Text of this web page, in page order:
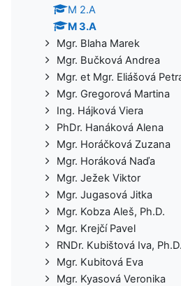
M 2.A
M 3.A
Mgr. Blaha Marek
Mgr. Bučková Andrea
Mgr. et Mgr. Eliášová
Mgr. Gregorová Martina
Ing. Hájková Viera
PhDr. Hanáková Alena
Mgr. Horáčková Zuzana
Mgr. Horáková Naďa
Mgr. Ježek Viktor
Mgr. Jugasová Jitka
Mgr. Kobza Aleš, Ph.D.
Mgr. Krejčí Pavel
RNDr. Kubištová Iva, Ph.D.
Mgr. Kubitová Eva
Mgr. Kyasová Veronika